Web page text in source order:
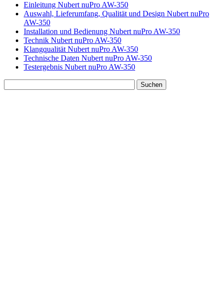
Einleitung Nubert nuPro AW-350
Auswahl, Lieferumfang, Qualität und Design Nubert nuPro
AW-350
Installation und Bedienung Nubert nuPro AW-350
Technik Nubert nuPro AW-350
Klangqualität Nubert nuPro AW-350
Technische Daten Nubert nuPro AW-350
Testergebnis Nubert nuPro AW-350